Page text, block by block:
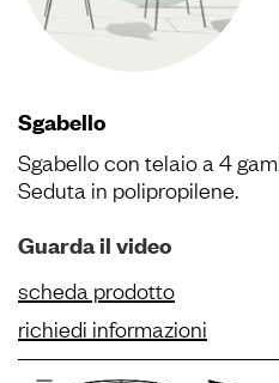
Sgabello
Sgabello con telaio a 4
Seduta in polipropilene.
Guarda il video
scheda prodotto
richiedi informazioni